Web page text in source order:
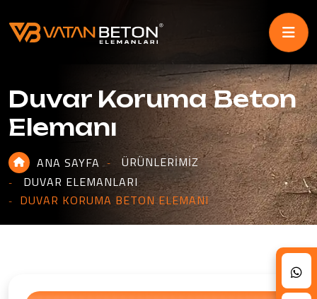
Duvar Koruma Beton
Elemanı
ANA SAYFA
ÜRÜNLERIMIZ
DUVAR ELEMANLARI
DUVAR KORUMA BETON ELEMANI